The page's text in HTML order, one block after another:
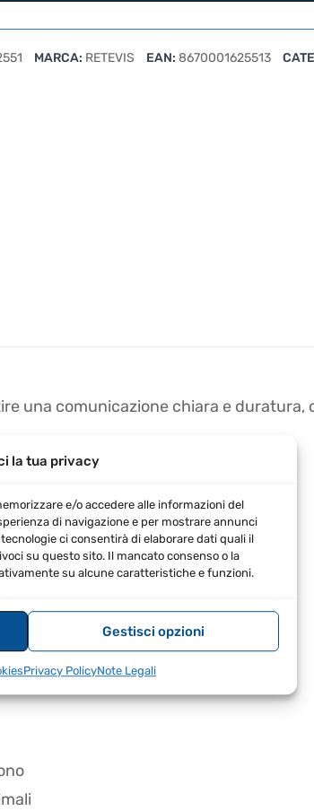
la tua privacy
e/o accedere alle informazioni del
di navigazione e per mostrare annunci
ci consentirà di elaborare dati quali il
su questo sito. Il mancato consenso o la
su alcune caratteristiche e funzioni.
Gestisci opzioni
Privacy PolicyNote Legali
MARCA: RETEVIS EAN: 8670001625513
una comunicazione chiara e duratura,
forte e chiaro
clic